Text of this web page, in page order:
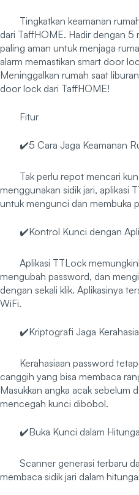
Tingkatkan keamanan
dari TaffHOME. Hadir dengan 5
paling aman untuk menjaga
alarm memastikan smart door
Meninggalkan rumah saat
door lock dari TaffHOME!
Fitur
✔️5 Cara Jaga Keamanan
Tak perlu repot mencari
menggunakan sidik jari, aplikasi
untuk mengunci dan membuka
✔️Kontrol Kunci dengan
Aplikasi TTLock
mengubah password, dan
dengan sekali klik. Aplikasinya
WiFi.
✔️Kriptografi Jaga
Kerahasiaan password
canggih yang bisa membaca
Masukkan angka acak sebelum
mencegah kunci dibobol.
✔️Buka Kunci dalam
Scanner generasi terbaru
membaca sidik jari dalam